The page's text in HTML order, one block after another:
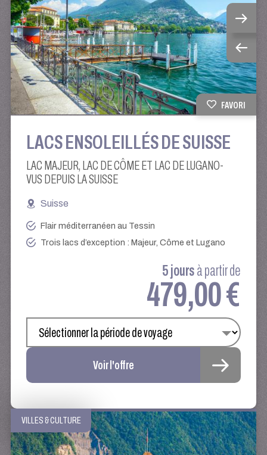
FAVORI
LACS ENSOLEILLÉS DE SUISSE
LAC MAJEUR, LAC DE CÔME ET LAC DE LUGANO-
VUS DEPUIS LA SUISSE
Suisse
Flair méditerranéen au Tessin
Trois lacs d’exception : Majeur, Côme et Lugano
5 joursà partir de
479,00 €
Voir l'offre
VILLES & CULTURE